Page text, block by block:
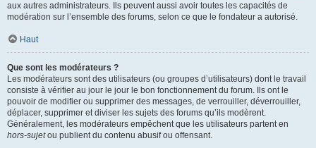
aux autres administrateurs. Ils peuvent aussi avoir toutes les capacités de
modération sur l’ensemble des forums, selon ce que le fondateur a autorisé.
Haut
Que sont les modérateurs ?
Les modérateurs sont des utilisateurs (ou groupes d’utilisateurs) dont le travail
consiste à vérifier au jour le jour le bon fonctionnement du forum. Ils ont le
pouvoir de modifier ou supprimer des messages, de verrouiller, déverrouiller,
déplacer, supprimer et diviser les sujets des forums qu’ils modèrent.
Généralement, les modérateurs empêchent que les utilisateurs partent en
hors-sujetou publient du contenu abusif ou offensant.